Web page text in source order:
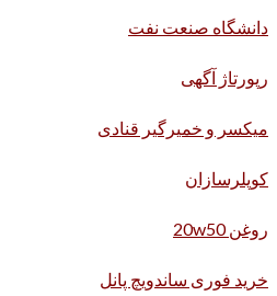
دانشگاه صنعت نفت
رپورتاژ آگهی
میکسر و خمیرگیر قنادی
کوپلرسازان
روغن 20w50
خرید فوری ساندویچ پانل